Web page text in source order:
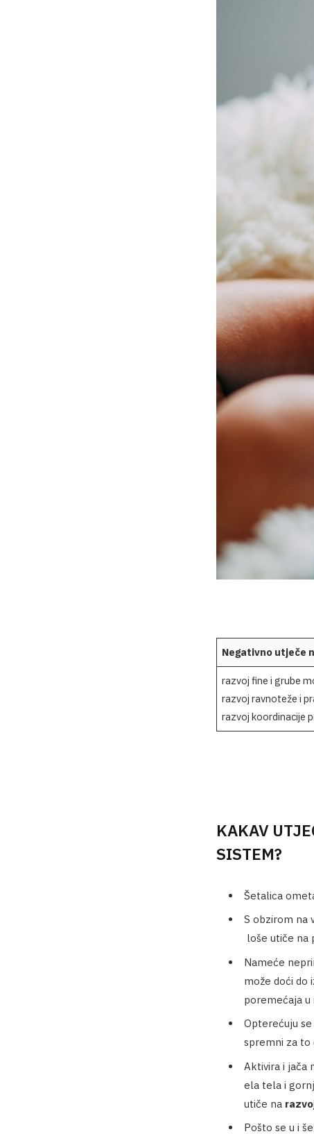
Negativno utječe
razvoj fine i grube
razvoj ravnoteže i
razvoj koordinacije
KAKAV
SISTEM?
Šetalica
S obzirom na
loše utiče na
Nameće
može doći do
poremećaja u
Opterećuju se
spremni za
Aktivira i jača
ela tela i
utiče na
Pošto se u i